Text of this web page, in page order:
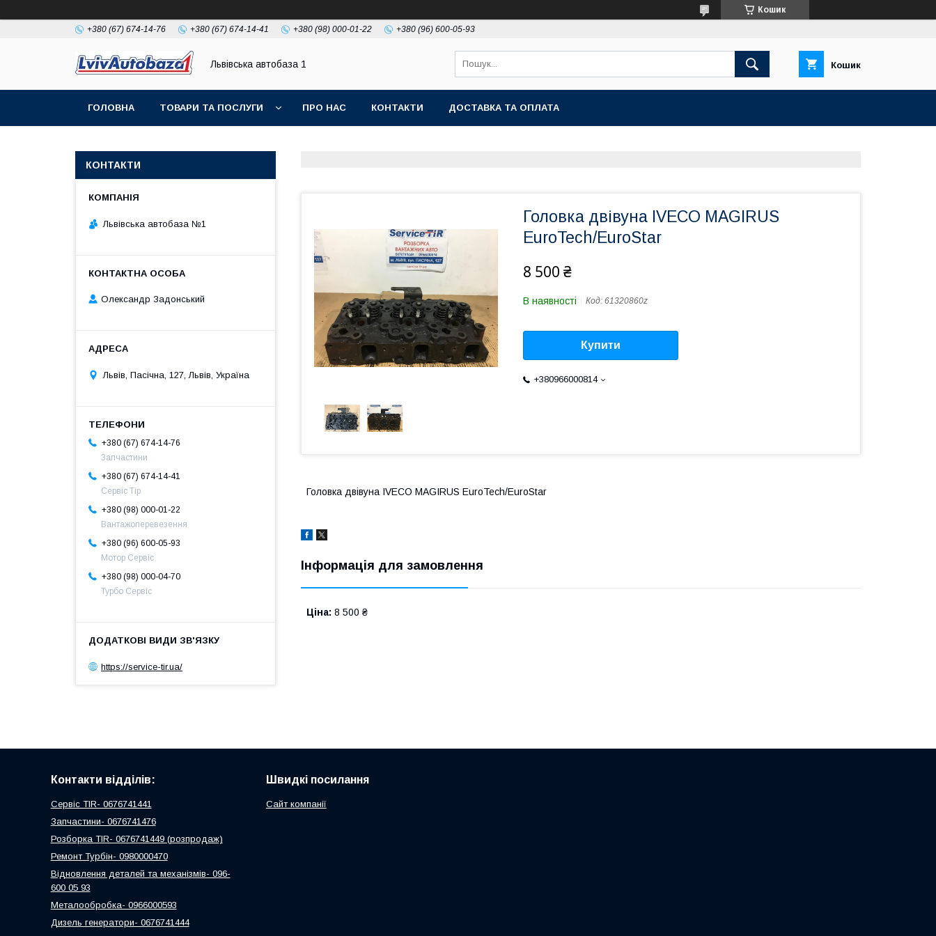
Кошик
+380 (67) 674-14-76 +380 (67) 674-14-41 +380 (98) 000-01-22 +380 (96) 600-05-93
Львівська автобаза 1 Кошик
ГОЛОВНА ТОВАРИ ТА ПОСЛУГИ ПРО НАС КОНТАКТИ ДОСТАВКА ТА ОПЛАТА
Головка двівуна IVECO MAGIRUS
EuroTech/EuroStar
8 500 ₴
В наявності Код: 61320860z
Купити
+380966000814
Головка двівуна IVECO MAGIRUS EuroTech/EuroStar
Інформація для замовлення
Ціна: 8 500 ₴
КОНТАКТИ
Львівська автобаза №1
Олександр Задонський
Львів, Пасічна, 127, Львів, Україна
+380 (67) 674-14-76
Запчастини
+380 (67) 674-14-41
Сервіс Тір
+380 (98) 000-01-22
Вантажоперевезення
+380 (96) 600-05-93
Мотор Сервіс
+380 (98) 000-04-70
Турбо Сервіс
https://service-tir.ua/
Контакти відділів:
Сервіс TIR- 0676741441
Запчастини- 0676741476
Розборка TIR- 0676741449 (розпродаж)
Ремонт Турбін- 0980000470
Відновлення деталей та механізмів- 096-
600 05 93
Металообробка- 0966000593
Дизель генератори- 0676741444
Швидкі посилання
Сайт компанії